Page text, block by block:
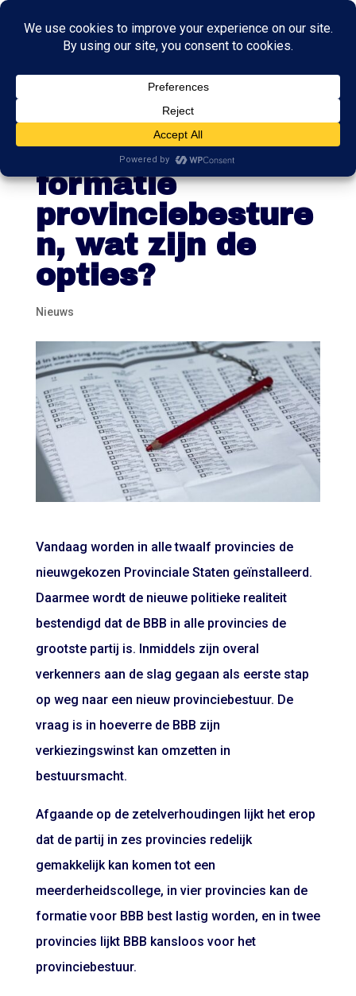
BBB heeft
voortouw in
formatie
provinciebesture
n, wat zijn de
opties?
Nieuws
Vandaag worden in alle twaalf provincies de
nieuwgekozen Provinciale Staten geïnstalleerd.
Daarmee wordt de nieuwe politieke realiteit
bestendigd dat de BBB in alle provincies de
grootste partij is. Inmiddels zijn overal
verkenners aan de slag gegaan als eerste stap
op weg naar een nieuw provinciebestuur. De
vraag is in hoeverre de BBB zijn
verkiezingswinst kan omzetten in
bestuursmacht.
Afgaande op de zetelverhoudingen lijkt het erop
dat de partij in zes provincies redelijk
gemakkelijk kan komen tot een
meerderheidscollege, in vier provincies kan de
formatie voor BBB best lastig worden, en in twee
provincies lijkt BBB kansloos voor het
provinciebestuur.